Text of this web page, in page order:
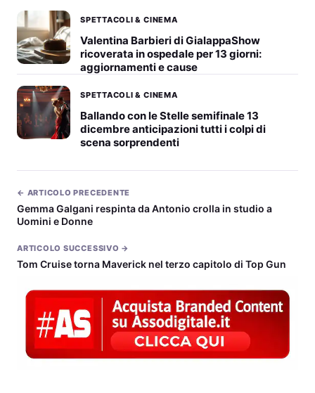
SPETTACOLI & CINEMA
Valentina Barbieri di GialappaShow
ricoverata in ospedale per 13 giorni:
aggiornamenti e cause
SPETTACOLI & CINEMA
Ballando con le Stelle semifinale 13
dicembre anticipazioni tutti i colpi di
scena sorprendenti
← ARTICOLO PRECEDENTE
Gemma Galgani respinta da Antonio crolla in studio a
Uomini e Donne
ARTICOLO SUCCESSIVO →
Tom Cruise torna Maverick nel terzo capitolo di Top Gun